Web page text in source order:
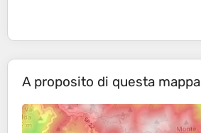
A proposito di questa mappa